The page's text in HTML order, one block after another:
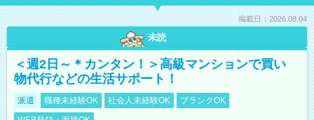
掲載日：2026.08.04
未読
＜週2日～＊カンタン！＞高級マンションで買い
物代行などの生活サポート！
派遣 職種未経験OK 社会人未経験OK
ブランクOK